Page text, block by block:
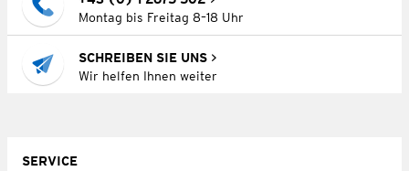
Montag bis Freitag 8–18 Uhr
SCHREIBEN SIE UNS
Wir helfen Ihnen weiter
SERVICE